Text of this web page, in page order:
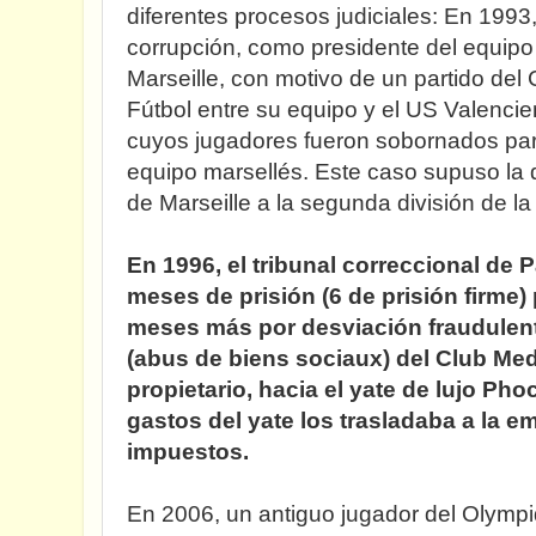
diferentes procesos judiciales: En
corrupción, como presidente del
Marseille, con motivo de un partido del
Fútbol entre su equipo y el US
cuyos jugadores fueron sobornados
equipo marsellés. Este caso supuso la
de Marseille a la segunda división de
En 1996, el tribunal correccional de
meses de prisión (6 de prisión firme)
meses más por desviación
(abus de biens sociaux) del Club
propietario, hacia el yate de lujo
gastos del yate los trasladaba a la
impuestos.
En 2006, un antiguo jugador del